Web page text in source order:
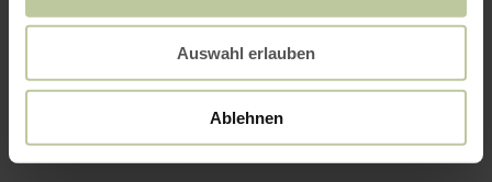
Auswahl erlauben
Ablehnen